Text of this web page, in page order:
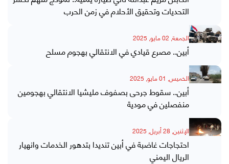
التحديات وتحقيق الأحلام في زمن الحرب
الجمعة, 02 مايو, 2025
أبين.. مصرع قيادي في الانتقالي بهجوم مسلح
الخميس, 01 مايو, 2025
أبين.. سقوط جرحى بصفوف مليشيا الانتقالي بهجومين
منفصلين في مودية
الإثنين, 28 أبريل, 2025
احتجاجات غاضبة في أبين تنديدا بتدهور الخدمات وانهيار
الريال اليمني